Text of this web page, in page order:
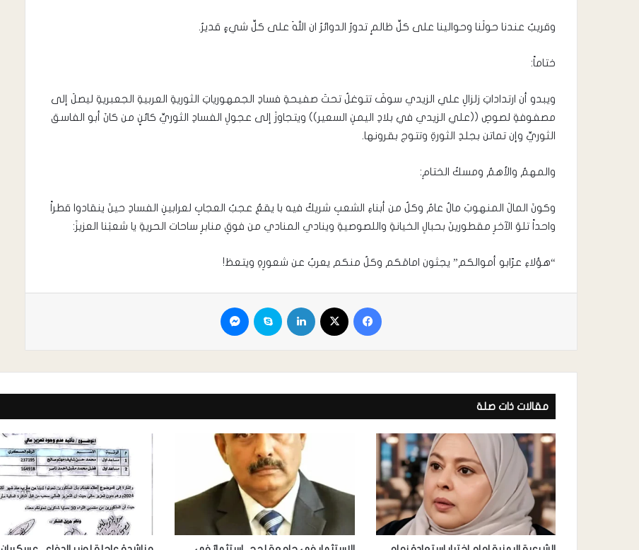
وقريبٌ عندنا حولَنا وحوالينا على كلِّ ظالمٍ تدورُ الدوائرُ ان اللهَ على كلِّ شيءٍ قديرٌ.
ختاماً:
ويبدو أن ارتداداتِ زلزالِ علي الزيدي سوفَ تتوغلُ تحتَ صفيحةِ فسادِ الجمهورياتِ الثوريةِ العربيةِ الجعبريةِ ليصلَ إلى
مصفوفةِ لصوصِ ((علي الزيدي في بلادِ اليمنِ السعير)) ويتجاوزَ إلى عجولِ الفسادِ الثوريِّ كائنٍ من كانَ أبو الفاسق
الثوريِّ وإن تماتن بجلدِ الثورةِ وتتوج بقرونها.
والمهمُ والأهمُ ومسكُ الختامِ:
وكونَ المالَ المنهوبَ مالٌ عامٌ وكلٌ من أبناءِ الشعبِ شريكٌ فيه با يقعُ عجبُ العجابِ لعرابينِ الفسادِ حينَ ينقادوا قطراً
واحداً تلوَ الآخرِ مقطورينَ بحبالِ الخيانةِ واللصوصيةِ وينادي المنادي من فوقِ منابرِ ساحات الحريةِ يا شعبَنا العزيزَ:
“هؤلاءِ عرّابو أموالكم” يجثون امامَكم وكلٌ منكم يعربُ عن شعورِهِ ويتعظ!
مقالات ذات صلة